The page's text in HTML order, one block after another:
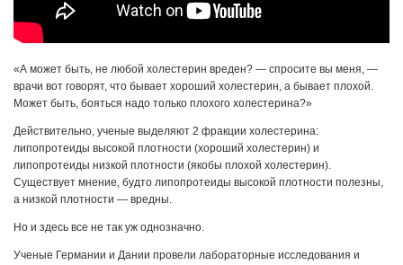
«А может быть, не любой холестерин вреден? — спросите вы меня, —
врачи вот говорят, что бывает хороший холестерин, а бывает плохой.
Может быть, бояться надо только плохого холестерина?»
Действительно, ученые выделяют 2 фракции холестерина:
липопротеиды высокой плотности (хороший холестерин) и
липопротеиды низкой плотности (якобы плохой холестерин).
Существует мнение, будто липопротеиды высокой плотности полезны,
а низкой плотности — вредны.
Но и здесь все не так уж однозначно.
Ученые Германии и Дании провели лабораторные исследования и